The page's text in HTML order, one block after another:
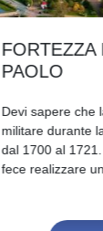
FORTEZZA
PAOLO
Devi sapere che
militare durante
dal 1700 al
fece realizzare